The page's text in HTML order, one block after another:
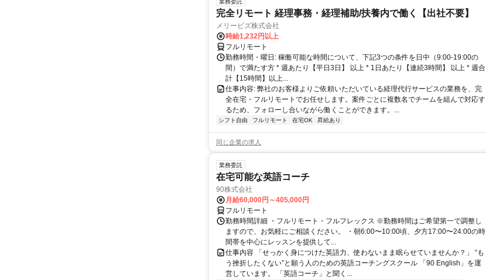
業務委託
完全リモート 経理事務・経理補助/扶養内で働く【出社不要】
メリービズ株式会社
時給1,232円以上
フルリモート
勤務時間・曜日: 稼働可能な時間について、下記3つの条件を日中（9:00-19:00の
間）で満たす方 * 週あたり【平日3日】 以上 * 1日あたり【連続3時間】 以上 * 週合
計【15時間】以上...
仕事内容: 弊社のお客様よりご依頼いただいている経理代行サービスの業務を、完
全在宅・フルリモートでお任せします。案件ごとに複数名でチームを組んで対応す
るため、フォローし合いながら働くことができます。...
シフト自由 フルリモート 在宅OK 昇給あり
同じ企業の求人
業務委託
在宅可能な英語コーチ
90株式会社
月給60,000円～405,000円
フルリモート
勤務時間詳細 ・フルリモート・フルフレックス ※勤務時間はご希望第一で調整し
ますので、お気軽にご相談ください。 ・朝6:00〜10:00頃、夕方17:00〜24:00の時
間帯を中心にレッスンを提供して...
仕事内容 「せっかく身につけた英語力、使わないまま眠らせていませんか？」 “も
う挫折したくない”と願う人のための英語コーチングスクール 「90 English」を運
営しています。 「英語コーチ」と聞く...